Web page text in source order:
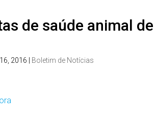
de saúde animal
2016 Boletim de Notícias